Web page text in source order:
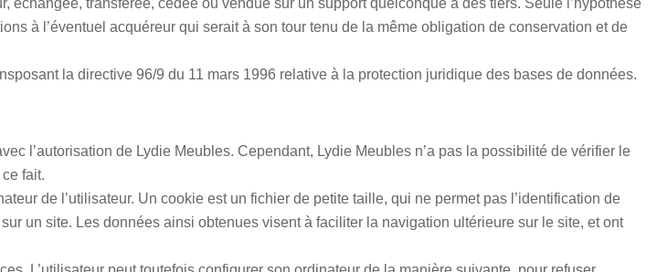
échangée, transférée, cédée ou vendue sur un support quelconque à des tiers. Seule l’hypothèse
à l’éventuel acquéreur qui serait à son tour tenu de la même obligation de conservation et de
la directive 96/9 du 11 mars 1996 relative à la protection juridique des bases de données.
l’autorisation de Lydie Meubles. Cependant, Lydie Meubles n’a pas la possibilité de vérifier le
fait.
de l’utilisateur. Un cookie est un fichier de petite taille, qui ne permet pas l’identification de
un site. Les données ainsi obtenues visent à faciliter la navigation ultérieure sur le site, et ont